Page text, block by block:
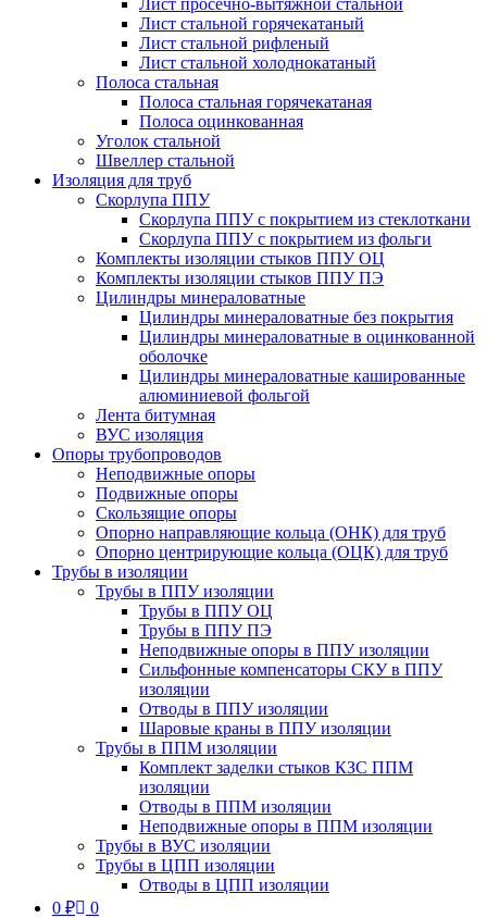
Лист просечно-вытяжной стальной
Лист стальной горячекатаный
Лист стальной рифленый
Лист стальной холоднокатаный
Полоса стальная
Полоса стальная горячекатаная
Полоса оцинкованная
Уголок стальной
Швеллер стальной
Изоляция для труб
Скорлупа ППУ
Скорлупа ППУ с покрытием из стеклоткани
Скорлупа ППУ с покрытием из фольги
Комплекты изоляции стыков ППУ ОЦ
Комплекты изоляции стыков ППУ ПЭ
Цилиндры минераловатные
Цилиндры минераловатные без покрытия
Цилиндры минераловатные в оцинкованной
оболочке
Цилиндры минераловатные кашированные
алюминиевой фольгой
Лента битумная
ВУС изоляция
Опоры трубопроводов
Неподвижные опоры
Подвижные опоры
Скользящие опоры
Опорно направляющие кольца (ОНК) для труб
Опорно центрирующие кольца (ОЦК) для труб
Трубы в изоляции
Трубы в ППУ изоляции
Трубы в ППУ ОЦ
Трубы в ППУ ПЭ
Неподвижные опоры в ППУ изоляции
Сильфонные компенсаторы СКУ в ППУ
изоляции
Отводы в ППУ изоляции
Шаровые краны в ППУ изоляции
Трубы в ППМ изоляции
Комплект заделки стыков КЗС ППМ
изоляции
Отводы в ППМ изоляции
Неподвижные опоры в ППМ изоляции
Трубы в ВУС изоляции
Трубы в ЦПП изоляции
Отводы в ЦПП изоляции
0 ₽ 0